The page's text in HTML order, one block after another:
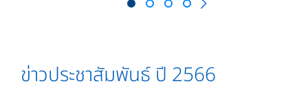
ข่าวประชาสัมพันธ์ ปี 2566